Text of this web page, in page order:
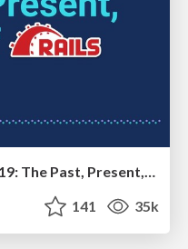
RailsConf & Balkan Ruby 2019: The Past, Present, and Future of Rails at GitHub
141 35k